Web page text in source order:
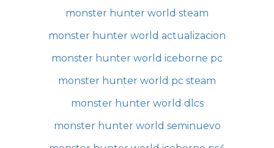
monster hunter world steam
monster hunter world actualizacion
monster hunter world iceborne pc
monster hunter world pc steam
monster hunter world dlcs
monster hunter world seminuevo